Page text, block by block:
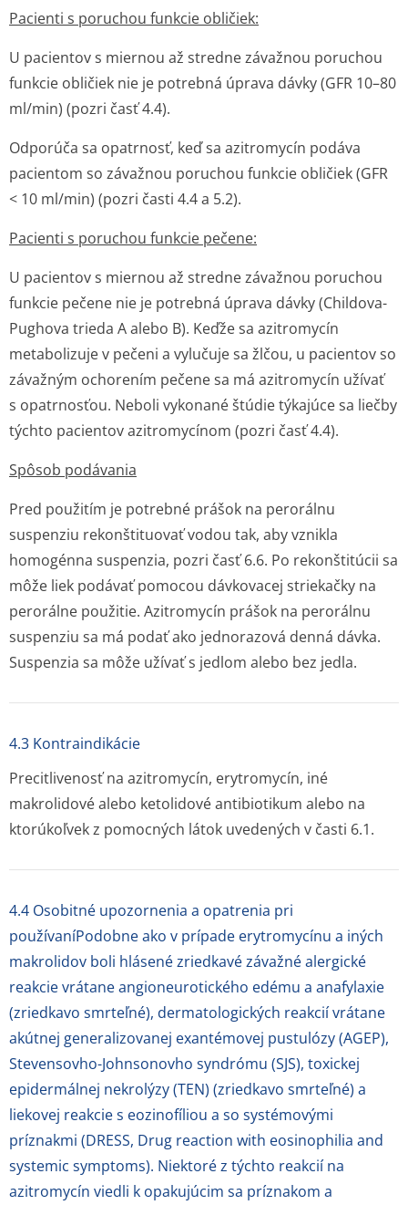
Pacienti s poruchou funkcie obličiek:
U pacientov s miernou až stredne závažnou poruchou
funkcie obličiek nie je potrebná úprava dávky (GFR 10–80
ml/min) (pozri časť 4.4).
Odporúča sa opatrnosť, keď sa azitromycín podáva
pacientom so závažnou poruchou funkcie obličiek (GFR
< 10 ml/min) (pozri časti 4.4 a 5.2).
Pacienti s poruchou funkcie pečene:
U pacientov s miernou až stredne závažnou poruchou
funkcie pečene nie je potrebná úprava dávky (Childova-
Pughova trieda A alebo B). Keďže sa azitromycín
metabolizuje v pečeni a vylučuje sa žlčou, u pacientov so
závažným ochorením pečene sa má azitromycín užívať
s opatrnosťou. Neboli vykonané štúdie týkajúce sa liečby
týchto pacientov azitromycínom (pozri časť 4.4).
Spôsob podávania
Pred použitím je potrebné prášok na perorálnu
suspenziu rekonštituovať vodou tak, aby vznikla
homogénna suspenzia, pozri časť 6.6. Po rekonštitúcii sa
môže liek podávať pomocou dávkovacej striekačky na
perorálne použitie. Azitromycín prášok na perorálnu
suspenziu sa má podať ako jednorazová denná dávka.
Suspenzia sa môže užívať s jedlom alebo bez jedla.
4.3 Kontraindikácie
Precitlivenosť na azitromycín, erytromycín, iné
makrolidové alebo ketolidové antibiotikum alebo na
ktorúkoľvek z pomocných látok uvedených v časti 6.1.
4.4 Osobitné upozornenia a opatrenia pri
používaníPodobne ako v prípade erytromycínu a iných
makrolidov boli hlásené zriedkavé závažné alergické
reakcie vrátane angioneurotického edému a anafylaxie
(zriedkavo smrteľné), dermatologických reakcií vrátane
akútnej generalizovanej exantémovej pustulózy (AGEP),
Stevensovho-Johnsonovho syndrómu (SJS), toxickej
epidermálnej nekrolýzy (TEN) (zriedkavo smrteľné) a
liekovej reakcie s eozinofíliou a so systémovými
príznakmi (DRESS, Drug reaction with eosinophilia and
systemic symptoms). Niektoré z týchto reakcií na
azitromycín viedli k opakujúcim sa príznakom a